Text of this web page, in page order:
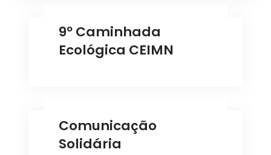
9º Caminhada
Ecológica CEIMN
Comunicação
Solidária